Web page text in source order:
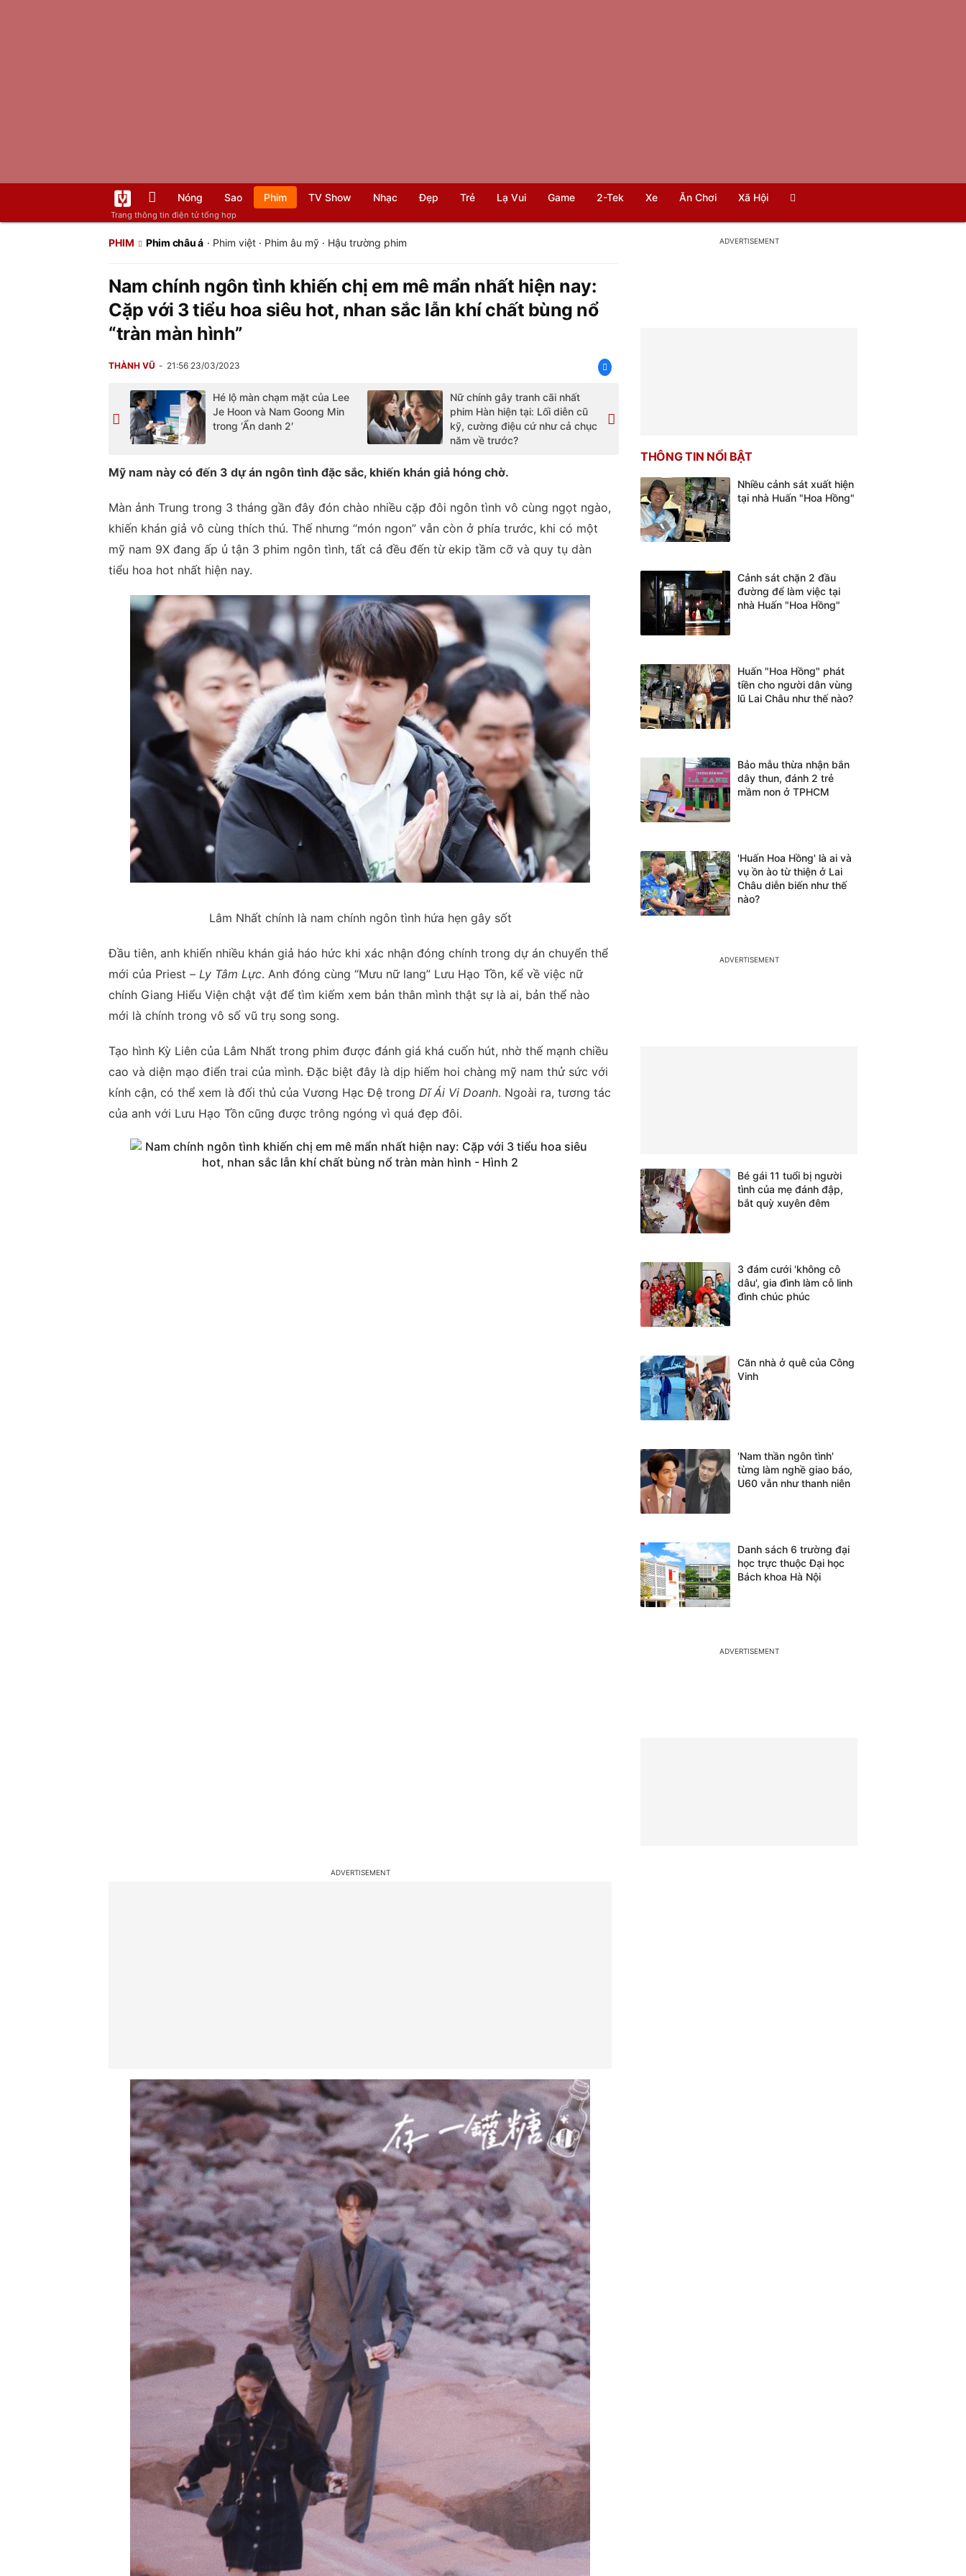
Trang thông tin điện tử tổng hợp
Nóng Sao Phim TV Show Nhạc Đẹp Trẻ Lạ Vui Game 2-Tek Xe Ăn Chơi Xã Hội
PHIM Phim châu á · Phim việt· Phim âu mỹ· Hậu trường phim
Nam chính ngôn tình khiến chị em mê mẩn nhất hiện nay:
Cặp với 3 tiểu hoa siêu hot, nhan sắc lẫn khí chất bùng nổ
“tràn màn hình”
THÀNH VŨ 21:56 23/03/2023
Hé lộ màn chạm mặt của Lee
Je Hoon và Nam Goong Min
trong ‘Ẩn danh 2′
Nữ chính gây tranh cãi nhất
phim Hàn hiện tại: Lối diễn cũ
kỹ, cường điệu cứ như cả chục
năm về trước?
Mỹ nam này có đến 3 dự án ngôn tình đặc sắc, khiến khán giả hóng chờ.
Màn ảnh Trung trong 3 tháng gần đây đón chào nhiều cặp đôi ngôn tình vô cùng ngọt ngào,
khiến khán giả vô cùng thích thú. Thế nhưng “món ngon” vẫn còn ở phía trước, khi có một
mỹ nam 9X đang ấp ủ tận 3 phim ngôn tình, tất cả đều đến từ ekip tầm cỡ và quy tụ dàn
tiểu hoa hot nhất hiện nay.
Lâm Nhất chính là nam chính ngôn tình hứa hẹn gây sốt
Đầu tiên, anh khiến nhiều khán giả háo hức khi xác nhận đóng chính trong dự án chuyển thể
mới của Priest – Ly Tâm Lực. Anh đóng cùng “Mưu nữ lang” Lưu Hạo Tồn, kể về việc nữ
chính Giang Hiểu Viện chật vật để tìm kiếm xem bản thân mình thật sự là ai, bản thể nào
mới là chính trong vô số vũ trụ song song.
Tạo hình Kỳ Liên của Lâm Nhất trong phim được đánh giá khá cuốn hút, nhờ thế mạnh chiều
cao và diện mạo điển trai của mình. Đặc biệt đây là dịp hiếm hoi chàng mỹ nam thử sức với
kính cận, có thể xem là đối thủ của Vương Hạc Đệ trong Dĩ Ái Vi Doanh. Ngoài ra, tương tác
của anh với Lưu Hạo Tồn cũng được trông ngóng vì quá đẹp đôi.
THÔNG TIN NỔI BẬT
Nhiều cảnh sát xuất hiện
tại nhà Huấn "Hoa Hồng"
Cảnh sát chặn 2 đầu
đường để làm việc tại
nhà Huấn "Hoa Hồng"
Huấn "Hoa Hồng" phát
tiền cho người dân vùng
lũ Lai Châu như thế nào?
Bảo mẫu thừa nhận bắn
dây thun, đánh 2 trẻ
mầm non ở TPHCM
'Huấn Hoa Hồng' là ai và
vụ ồn ào từ thiện ở Lai
Châu diễn biến như thế
nào?
Bé gái 11 tuổi bị người
tình của mẹ đánh đập,
bắt quỳ xuyên đêm
3 đám cưới 'không cô
dâu', gia đình làm cỗ linh
đình chúc phúc
Căn nhà ở quê của Công
Vinh
'Nam thần ngôn tình'
từng làm nghề giao báo,
U60 vẫn như thanh niên
Danh sách 6 trường đại
học trực thuộc Đại học
Bách khoa Hà Nội